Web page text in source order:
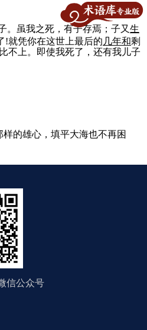
。虽我之死，有子存焉；子又 生
!就凭你在这世上最后的 几年和剩
不上。即使我死了，还有我儿子
的雄心，填平大海也不再困
信公众号